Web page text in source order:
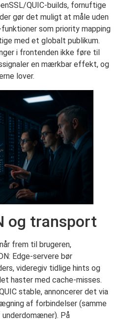
QUIC-builds, fornuftige
gør det muligt at måle uden
som priority mapping
med et globalt publikum.
i frontenden ikke føre til
en mærkbar effekt, og
lover.
og transport
frem til brugeren,
Edge-servere bør
videregiv tidlige hints og
haster med cache-misses.
stable, annoncerer det via
af forbindelser (samme
På